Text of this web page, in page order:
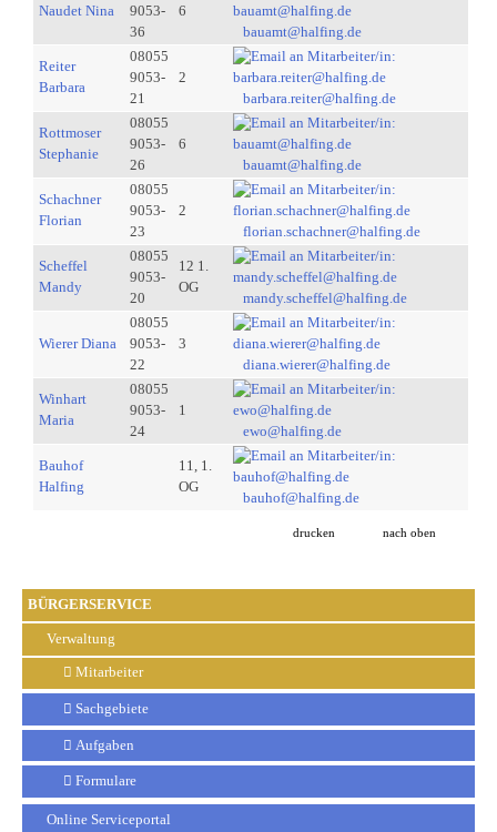
BÜRGERSERVICE
Verwaltung
Mitarbeiter
Sachgebiete
Aufgaben
Formulare
Online Serviceportal
Naudet Nina
9053-
36
6
bauamt@halfing.de
Reiter
Barbara
08055
9053-
21
2
barbara.reiter@halfing.de
Rottmoser
Stephanie
08055
9053-
26
6
bauamt@halfing.de
Schachner
Florian
08055
9053-
23
2
florian.schachner@halfing.de
Scheffel
Mandy
08055
9053-
20
12 1.
OG
mandy.scheffel@halfing.de
Wierer Diana
08055
9053-
22
3
diana.wierer@halfing.de
Winhart
Maria
08055
9053-
24
1
ewo@halfing.de
Bauhof
Halfing
11, 1.
OG
bauhof@halfing.de
drucken nach oben